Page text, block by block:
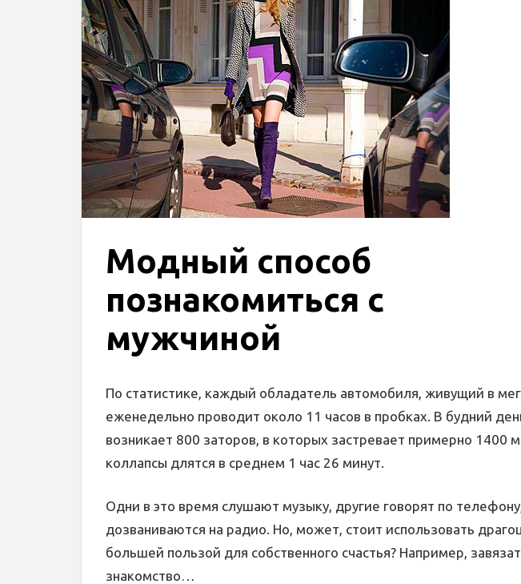
Модный способ
познакомиться с
мужчиной
По статистике, каждый обладатель автомобиля, живущий в
еженедельно проводит около 11 часов в пробках. В будний
возникает 800 заторов, в которых застревает примерно 1400
коллапсы длятся в среднем 1 час 26 минут.
Одни в это время слушают музыку, другие говорят по
дозваниваются на радио. Но, может, стоит использовать
большей пользой для собственного счастья? Например,
знакомство…